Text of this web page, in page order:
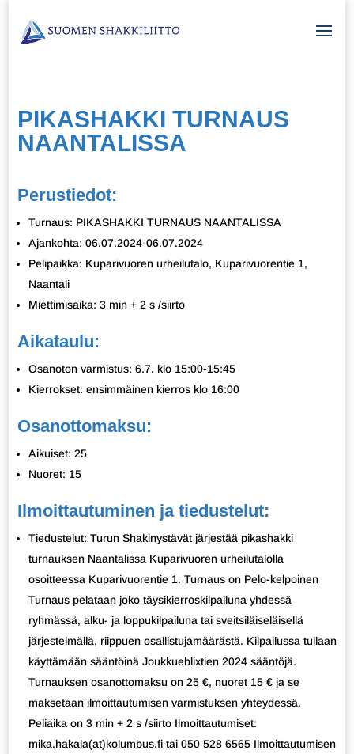
PIKASHAKKI TURNAUS
NAANTALISSA
Perustiedot:
Turnaus: PIKASHAKKI TURNAUS NAANTALISSA
Ajankohta: 06.07.2024-06.07.2024
Pelipaikka: Kuparivuoren urheilutalo, Kuparivuorentie 1,
Naantali
Miettimisaika: 3 min + 2 s /siirto
Aikataulu:
Osanoton varmistus: 6.7. klo 15:00-15:45
Kierrokset: ensimmäinen kierros klo 16:00
Osanottomaksu:
Aikuiset: 25
Nuoret: 15
Ilmoittautuminen ja tiedustelut:
Tiedustelut: Turun Shakinystävät järjestää pikashakki
turnauksen Naantalissa Kuparivuoren urheilutalolla
osoitteessa Kuparivuorentie 1. Turnaus on Pelo-kelpoinen
Turnaus pelataan joko täysikierroskilpailuna yhdessä
ryhmässä, alku- ja loppukilpailuna tai sveitsiläiseläisellä
järjestelmällä, riippuen osallistujamäärästä. Kilpailussa tullaan
käyttämään sääntöinä Joukkueblixtien 2024 sääntöjä.
Turnauksen osanottomaksu on 25 €, nuoret 15 € ja se
maksetaan ilmoittautumisen varmistuksen yhteydessä.
Peliaika on 3 min + 2 s /siirto Ilmoittautumiset:
mika.hakala(at)kolumbus.fi tai 050 528 6565 Ilmoittautumisen